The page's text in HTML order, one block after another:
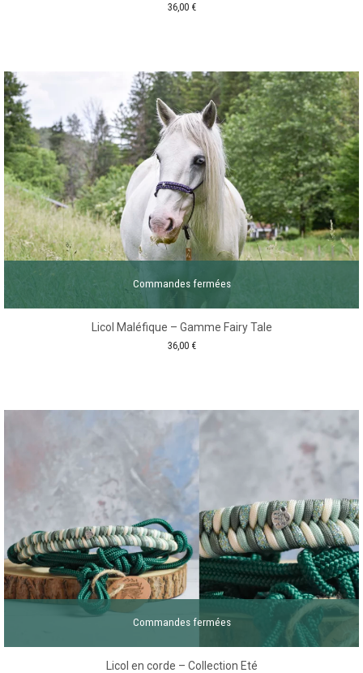
36,00 €
Commandes fermées
Licol Maléfique – Gamme Fairy Tale
36,00 €
Commandes fermées
Licol en corde – Collection Eté